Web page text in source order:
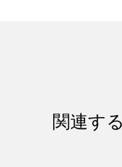
関連す